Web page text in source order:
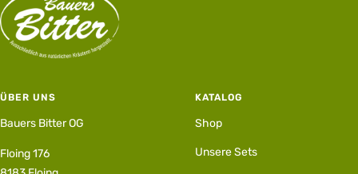
ÜBER UNS
Bauers Bitter OG
Floing 176
KATALOG
Shop
Unsere Sets